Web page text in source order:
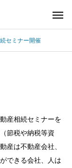
セミナー開催
産相続セミナーを
節税や納税等資
産は不動産会社、
できる会社、人は